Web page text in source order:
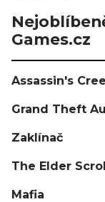
Games.cz
Assassin's
Grand Theft
Zaklínač
The Elder
Mafia